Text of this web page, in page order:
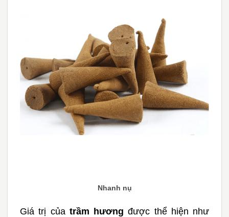
Nhanh nụ
Giá trị của trầm hương được thể hiện như